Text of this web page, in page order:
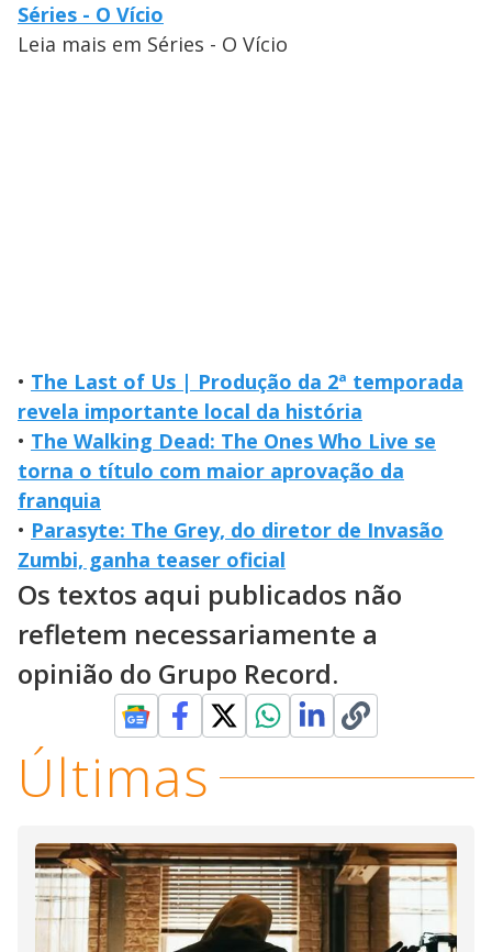
Séries - O Vício
Leia mais em Séries - O Vício
• The Last of Us | Produção da 2ª temporada
revela importante local da história
• The Walking Dead: The Ones Who Live se
torna o título com maior aprovação da
franquia
• Parasyte: The Grey, do diretor de Invasão
Zumbi, ganha teaser oficial
Os textos aqui publicados não
refletem necessariamente a
opinião do Grupo Record.
Últimas